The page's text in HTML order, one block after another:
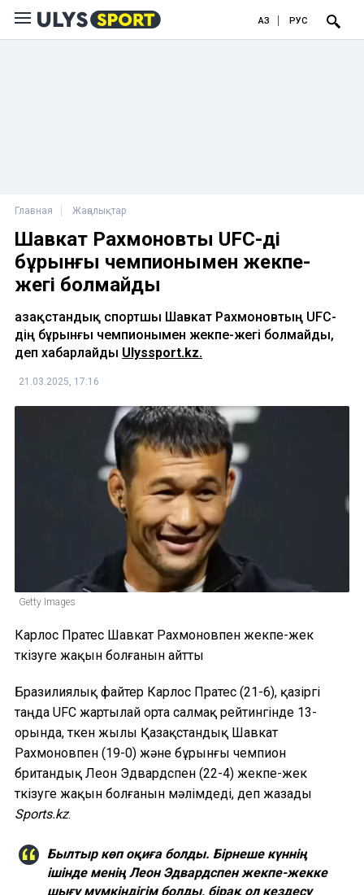
ҚАЗ РУС
Главная Жаңалықтар
Шавкат Рахмоновтың UFC-дің
бұрынғы чемпионымен жекпе-
жегі болмайды
Қазақстандық спортшы Шавкат Рахмоновтың UFC-
дің бұрынғы чемпионымен жекпе-жегі болмайды,
деп хабарлайды Ulyssport.kz.
21.03.2025, 17:16
Getty Images
Карлос Пратес Шавкат Рахмоновпен жекпе-жек
өткізуге жақын болғанын айтты
Бразилиялық файтер Карлос Пратес (21-6), қазіргі
таңда UFC жартылай орта салмақ рейтингінде 13-
орында, өткен жылы Қазақстандық Шавкат
Рахмоновпен (19-0) және бұрынғы чемпион
британдық Леон Эдвардспен (22-4) жекпе-жек
өткізуге жақын болғанын мәлімдеді, деп жазады
Sports.kz.
Былтыр көп оқиға болды. Бірнеше күннің
ішінде менің Леон Эдвардспен жекпе-жекке
шығу мүмкіндігім болды, бірақ ол кездесу